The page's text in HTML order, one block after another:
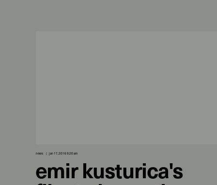
news jan 17, 2016 9:20 am
emir kusturica's